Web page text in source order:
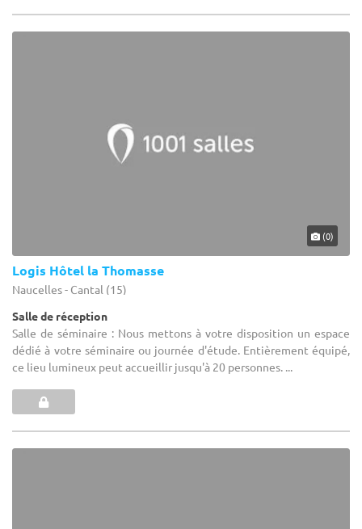
(0)
Logis Hôtel la Thomasse
Naucelles - Cantal (15)
Salle de réception
Salle de séminaire : Nous mettons à votre disposition un espace
dédié à votre séminaire ou journée d'étude. Entièrement équipé,
ce lieu lumineux peut accueillir jusqu'à 20 personnes. ...